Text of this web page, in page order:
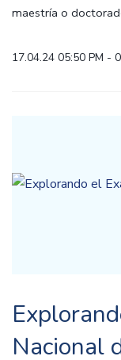
maestría o
17.04.24 05:50 PM - 0
Nacional